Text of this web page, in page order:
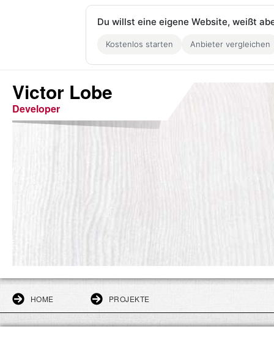
Victor Lobe
Developer
HOME PROJEKTE
Du willst eine eigene Website, weißt
Kostenlos starten Anbieter vergleichen